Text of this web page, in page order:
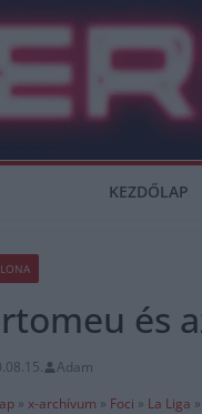
KEZDŐLAP
és
Adam
» x-archívum » Foci » La Liga »